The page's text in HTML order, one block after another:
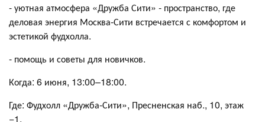
- уютная атмосфера «Дружба Сити» - пространство, где
деловая энергия Москва-Сити встречается с комфортом и
эстетикой фудхолла.
- помощь и советы для новичков.
Когда: 6 июня, 13:00–18:00.
Где: Фудхолл «Дружба-Сити», Пресненская наб., 10, этаж
−1.